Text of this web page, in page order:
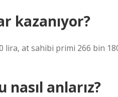
kazanıyor?
lira, at sahibi primi 266 bin
anlarız?